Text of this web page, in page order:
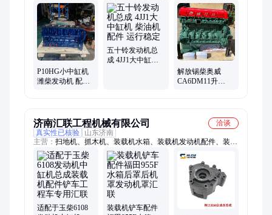
空压机、发电机、yc4fa130-50、tbd-226b-4g、马力玉柴、裸机总
成、潍柴柴油、汽车大泵、汽车裸机、潍柴汽配、重汽水泵、重
汽大泵、柴油裸机、玉柴电喷、潍柴活塞、c9原厂缸体、潍柴道
依茨、金王子水泵、大泵自卸车
P10HG小中缸机
潍柴发动机 配
五十铃发动机总
成 4JJ1大中缸机
解放锡柴奥威
CA6DM11升
济南汇联工程机械有限公司
洽谈
真实性已核验
山东济南
主营： 扫地机、抓木机、装载机水箱、装载机发动机配件、装载
机暖风机、临工装载机配件、柳工装载机配件、山工装载机配
件、厦工装载机配件、徐工装载机配件、斗山装载机配件、龙工
装载机配件、成工装载机配件、装载机门锁、装载机雨刷、铲车
配件、装载机座椅、档位选择器、装载机滤芯、装载机铲斗、装
载机铲车铲齿、装载机驾驶室、装载机轮胎、装载机配件、潍柴
适配于玉柴6108
装载机铲车配件